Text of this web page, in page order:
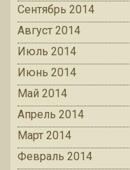
Сентябрь 2014
Август 2014
Июль 2014
Июнь 2014
Май 2014
Апрель 2014
Март 2014
Февраль 2014